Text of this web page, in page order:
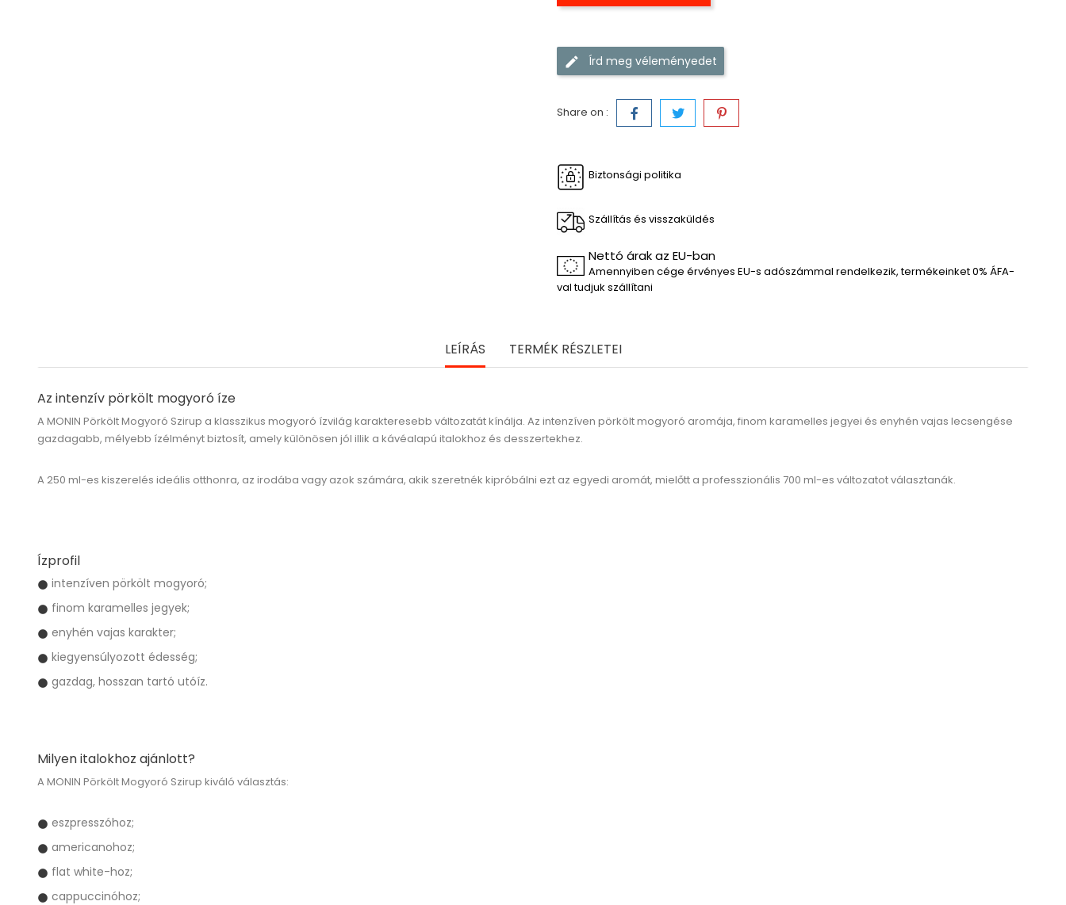
Írd meg véleményedet
Share on :
Biztonsági politika
Szállítás és visszaküldés
Nettó árak az EU-ban
Amennyiben cége érvényes EU-s adószámmal rendelkezik, termékeinket 0% ÁFA-
val tudjuk szállítani
LEÍRÁS TERMÉK RÉSZLETEI
Az intenzív pörkölt mogyoró íze
A MONIN Pörkölt Mogyoró Szirup a klasszikus mogyoró ízvilág karakteresebb változatát kínálja. Az intenzíven pörkölt mogyoró aromája, finom karamelles jegyei és enyhén vajas lecsengése
gazdagabb, mélyebb ízélményt biztosít, amely különösen jól illik a kávéalapú italokhoz és desszertekhez.
A 250 ml-es kiszerelés ideális otthonra, az irodába vagy azok számára, akik szeretnék kipróbálni ezt az egyedi aromát, mielőtt a professzionális 700 ml-es változatot választanák.
Ízprofil
intenzíven pörkölt mogyoró;
finom karamelles jegyek;
enyhén vajas karakter;
kiegyensúlyozott édesség;
gazdag, hosszan tartó utóíz.
Milyen italokhoz ajánlott?
A MONIN Pörkölt Mogyoró Szirup kiváló választás:
eszpresszóhoz;
americanohoz;
flat white-hoz;
cappuccinóhoz;